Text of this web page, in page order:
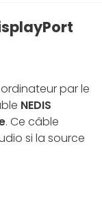
par le
NEDIS
. Ce câble
si la source